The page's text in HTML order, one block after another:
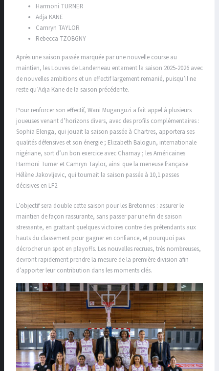
Harmoni TURNER
Adja KANE
Camryn TAYLOR
Rebecca TZOBGNY
Après une saison passée marquée par une nouvelle course au
maintien, les Louves de Landerneau entament la saison 2025-2026 avec
de nouvelles ambitions et un effectif largement remanié, puisqu’il ne
reste qu’Adja Kane de la saison précédente.
Pour renforcer son effectif, Wani Muganguzi a fait appel à plusieurs
joueuses venant d’horizons divers, avec des profils complémentaires :
Sophia Elenga, qui jouait la saison passée à Chartres, apportera ses
qualités défensives et son énergie ; Elizabeth Balogun, internationale
nigériane, sort d’un bon exercice avec Charnay ; les Américaines
Harmoni Turner et Camryn Taylor, ainsi que la meneuse française
Hélène Jakovljevic, qui tournait la saison passée à 10,1 passes
décisives en LF2.
L’objectif sera double cette saison pour les Bretonnes : assurer le
maintien de façon rassurante, sans passer par une fin de saison
stressante, en grattant quelques victoires contre des prétendants aux
hauts du classement pour gagner en confiance, et pourquoi pas
décrocher un spot en playoffs. Les nouvelles recrues, très nombreuses,
devront rapidement prendre la mesure de la première division afin
d’apporter leur contribution dans les moments clés.